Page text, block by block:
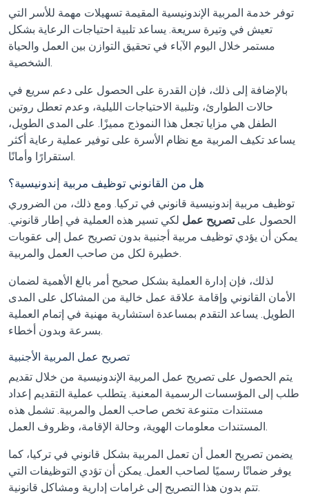
توفر خدمة المربية الإندونيسية المقيمة تسهيلات مهمة للأسر التي
تعيش في وتيرة سريعة. يساعد تلبية احتياجات الرعاية بشكل
مستمر خلال اليوم الآباء في تحقيق التوازن بين العمل والحياة
الشخصية.
بالإضافة إلى ذلك، فإن القدرة على الحصول على دعم سريع في
حالات الطوارئ، وتلبية الاحتياجات الليلية، وعدم تعطل روتين
الطفل هي مزايا تجعل هذا النموذج مميزًا. على المدى الطويل،
يساعد تكيف المربية مع نظام الأسرة على توفير عملية رعاية أكثر
استقرارًا وأمانًا.
هل من القانوني توظيف مربية إندونيسية؟
توظيف مربية إندونيسية قانوني في تركيا. ومع ذلك، من الضروري
الحصول علىتصريح عمل لكي تسير هذه العملية في إطار قانوني.
يمكن أن يؤدي توظيف مربية أجنبية بدون تصريح عمل إلى عقوبات
خطيرة لكل من صاحب العمل والمربية.
لذلك، فإن إدارة العملية بشكل صحيح أمر بالغ الأهمية لضمان
الأمان القانوني وإقامة علاقة عمل خالية من المشاكل على المدى
الطويل. يساعد التقدم بمساعدة استشارية مهنية في إتمام العملية
بسرعة وبدون أخطاء.
تصريح عمل المربية الأجنبية
يتم الحصول على تصريح عمل المربية الإندونيسية من خلال تقديم
طلب إلى المؤسسات الرسمية المعنية. يتطلب عملية التقديم إعداد
مستندات متنوعة تخص صاحب العمل والمربية. تشمل هذه
المستندات معلومات الهوية، وحالة الإقامة، وظروف العمل.
يضمن تصريح العمل أن تعمل المربية بشكل قانوني في تركيا، كما
يوفر ضمانًا رسميًا لصاحب العمل. يمكن أن تؤدي التوظيفات التي
تتم بدون هذا التصريح إلى غرامات إدارية ومشاكل قانونية.